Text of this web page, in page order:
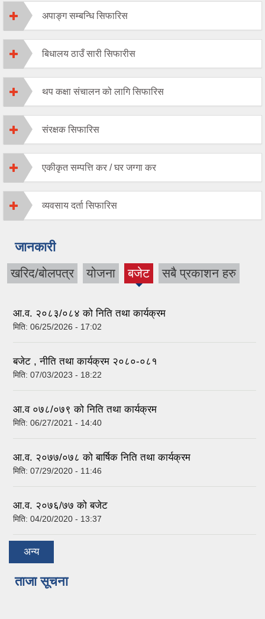
अपाङ्ग सम्बन्धि सिफारिस
बिधालय ठाउँ सारी सिफारीस
थप कक्षा संचालन को लागि सिफारिस
संरक्षक सिफारिस
एकीकृत सम्पत्ति कर / घर जग्गा कर
व्यवसाय दर्ता सिफारिस
जानकारी
खरिद/बोलपत्र योजना बजेट सबै प्रकाशन हरु
आ.व. २०८३/०८४ को निति तथा कार्यक्रम
मिति: 06/25/2026 - 17:02
बजेट , नीति तथा कार्यक्रम २०८०-०८१
मिति: 07/03/2023 - 18:22
आ.व ०७८/०७९ को निति तथा कार्यक्रम
मिति: 06/27/2021 - 14:40
आ.व. २०७७/०७८ को बार्षिक निति तथा कार्यक्रम
मिति: 07/29/2020 - 11:46
आ.व. २०७६/७७ को बजेट
मिति: 04/20/2020 - 13:37
अन्य
ताजा सूचना